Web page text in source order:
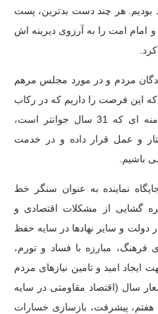
بودیم. هر چند دست بدترین، پست
امام امت را به آرزوی دیرینه اش
مردم و در مورد مجلس مرهم
که این فرصت را داریم که در رکاب
رهبر دیگری ادامه دهیم و امام خامنه ای که 31 سال جوانتر است،
و عمل قرار داده و در خدمت
باشیم.
نماینده به عنوان سنگر خط
گشایی از مشکلات اقتصادی و
دولت و سایر نهادها در سایه حفظ
فرهنگ، مبارزه با فساد و تورم،
امید و تامین نیازهای مردم
سال (اقتصاد مقاومتی در سایه
هفتم، پیشرفت، بازسازی خسارات